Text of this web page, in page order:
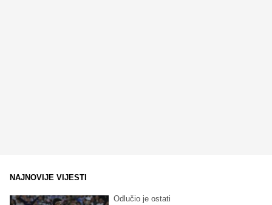
NAJNOVIJE VIJESTI
Odlučio je ostati